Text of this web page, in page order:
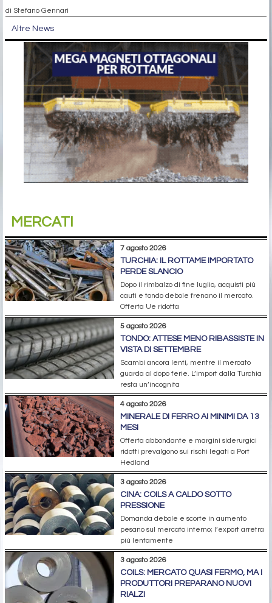
di Stefano Gennari
Altre News
MERCATI
7 agosto 2026
TURCHIA: IL ROTTAME IMPORTATO
PERDE SLANCIO
Dopo il rimbalzo di fine luglio, acquisti più
cauti e tondo debole frenano il mercato.
Offerta Ue ridotta
5 agosto 2026
TONDO: ATTESE MENO RIBASSISTE IN
VISTA DI SETTEMBRE
Scambi ancora lenti, mentre il mercato
guarda al dopo ferie. L’import dalla Turchia
resta un’incognita
4 agosto 2026
MINERALE DI FERRO AI MINIMI DA 13
MESI
Offerta abbondante e margini siderurgici
ridotti prevalgono sui rischi legati a Port
Hedland
3 agosto 2026
CINA: COILS A CALDO SOTTO
PRESSIONE
Domanda debole e scorte in aumento
pesano sul mercato interno; l’export arretra
più lentamente
3 agosto 2026
COILS: MERCATO QUASI FERMO, MA I
PRODUTTORI PREPARANO NUOVI
RIALZI